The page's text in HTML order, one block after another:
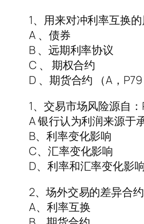
1、用来对冲利率互换
A 、债券
B 、远期利率协议
C 、 期权合约
D 、期货合约 （A，P79
1、交易市场风险源自：
A 银行认为利润来源于
B、利率变化影响
C、汇率变化影响
D、利率和汇率变化影响
2、场外交易的差异合
A、利率互换